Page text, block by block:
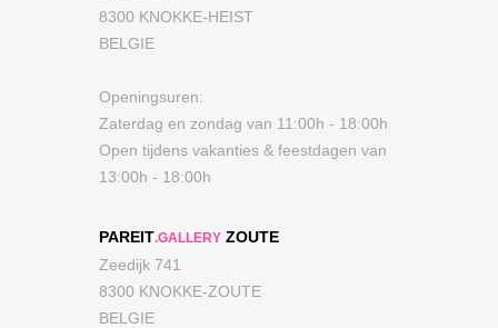
8300 KNOKKE-HEIST
BELGIE
Openingsuren:
Zaterdag en zondag van 11:00h - 18:00h
Open tijdens vakanties & feestdagen van
13:00h - 18:00h
PAREIT.GALLERY ZOUTE
Zeedijk 741
8300 KNOKKE-ZOUTE
BELGIE